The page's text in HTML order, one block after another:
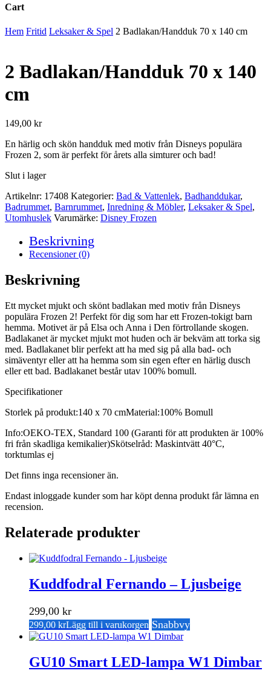
Cart
Close
Hem Fritid Leksaker & Spel 2 Badlakan/Handduk 70 x 140 cm
2 Badlakan/Handduk 70 x 140
cm
149,00 kr
En härlig och skön handduk med motiv från Disneys populära
Frozen 2, som är perfekt för årets alla simturer och bad!
Slut i lager
Artikelnr: 17408 Kategorier: Bad & Vattenlek, Badhanddukar,
Badrummet, Barnrummet, Inredning & Möbler, Leksaker & Spel,
Utomhuslek Varumärke: Disney Frozen
Beskrivning
Recensioner (0)
Beskrivning
Ett mycket mjukt och skönt badlakan med motiv från Disneys
populära Frozen 2! Perfekt för dig som har ett Frozen-tokigt barn
hemma. Motivet är på Elsa och Anna i Den förtrollande skogen.
Badlakanet är mycket mjukt mot huden och är bekväm att torka sig
med. Badlakanet blir perfekt att ha med sig på alla bad- och
simäventyr eller att ha hemma som sin egen efter en härlig dusch
eller ett bad. Badlakanet består utav 100% bomull.
Specifikationer
Storlek på produkt:140 x 70 cmMaterial:100% Bomull
Info:OEKO-TEX, Standard 100 (Garanti för att produkten är 100%
fri från skadliga kemikalier)Skötselråd: Maskintvätt 40°C,
torktumlas ej
Det finns inga recensioner än.
Endast inloggade kunder som har köpt denna produkt får lämna en
recension.
Relaterade produkter
Kuddfodral Fernando – Ljusbeige
299,00 kr
299,00 krLägg till i varukorgen Snabbvy
GU10 Smart LED-lampa W1 Dimbar